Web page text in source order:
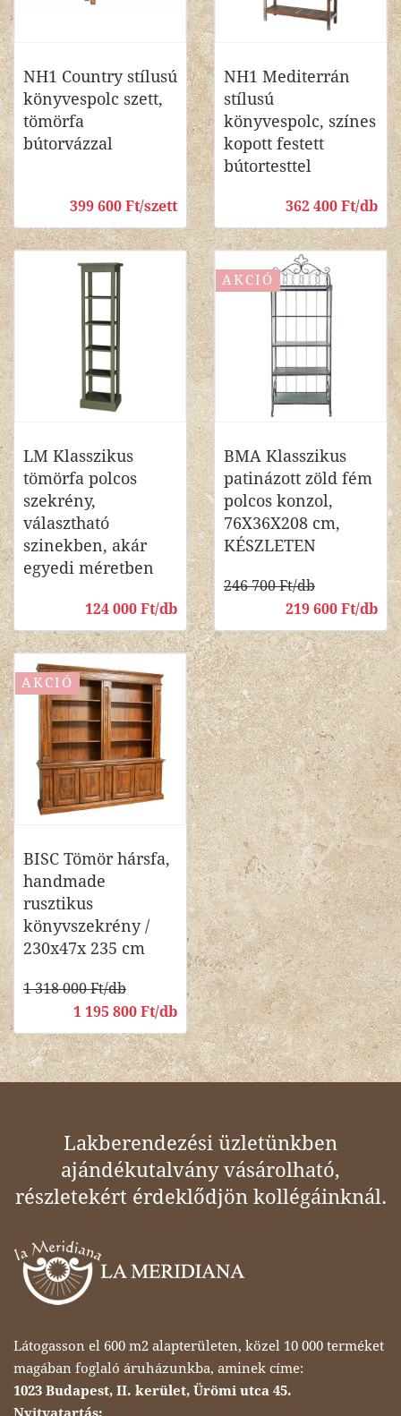
NH1 Country stílusú
könyvespolc szett,
tömörfa
bútorvázzal
399 600 Ft/szett
NH1 Mediterrán
stílusú
könyvespolc, színes
kopott festett
bútortesttel
362 400 Ft/db
LM Klasszikus
tömörfa polcos
szekrény,
választható
szinekben, akár
egyedi méretben
124 000 Ft/db
AKCIÓ
BMA Klasszikus
patinázott zöld fém
polcos konzol,
76X36X208 cm,
KÉSZLETEN
246 700 Ft/db
219 600 Ft/db
AKCIÓ
BISC Tömör hársfa,
handmade
rusztikus
könyvszekrény /
230x47x 235 cm
1 318 000 Ft/db
1 195 800 Ft/db
Lakberendezési üzletünkben
ajándékutalvány vásárolható,
részletekért érdeklődjön kollégáinknál.
Látogasson el 600 m2 alapterületen, közel 10 000 terméket
magában foglaló áruházunkba, aminek címe:
1023 Budapest, II. kerület, Ürömi utca 45.